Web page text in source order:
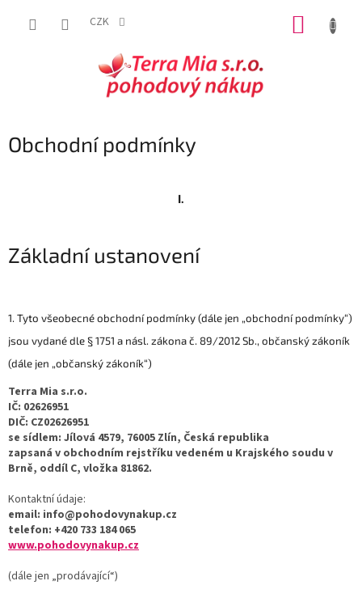
CZK
Obchodní podmínky
I.
Základní ustanovení
1. Tyto všeobecné obchodní podmínky (dále jen „obchodní podmínky“)
jsou vydané dle § 1751 a násl. zákona č. 89/2012 Sb., občanský zákoník
(dále jen „občanský zákoník“)
Terra Mia s.r.o.
IČ: 02626951
DIČ: CZ02626951
se sídlem: Jílová 4579, 76005 Zlín, Česká republika
zapsaná v obchodním rejstříku vedeném u Krajského soudu v
Brně, oddíl C, vložka 81862.
Kontaktní údaje:
email: info@pohodovynakup.cz
telefon: +420 733 184 065
www.pohodovynakup.cz
(dále jen „prodávající“)